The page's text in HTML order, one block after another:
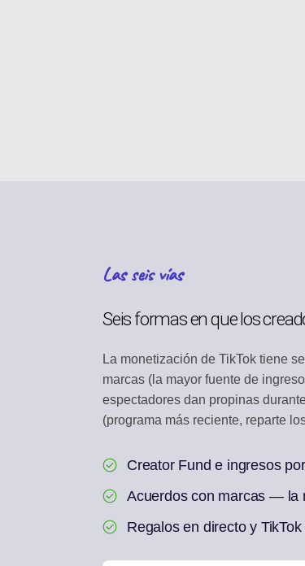
Un
Las seis vías
Seis formas en que los
La monetización de TikTok tiene
marcas (la mayor fuente de
espectadores dan propinas
(programa más reciente, reparte
Creator Fund e ingresos
Acuerdos con marcas — la
Regalos en directo y